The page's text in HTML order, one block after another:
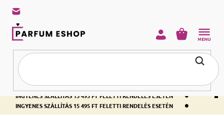
INGYENES SZÁLLÍTÁS 15 495 FT FELETTI RENDELÉS ESETÉN •
INGYENES SZÁLLÍTÁS 15 495 FT FELETTI RENDELÉS ESETÉN •
INGYENES SZÁLLÍTÁS 15 495 FT FELETTI RENDELÉS ESETÉN •
KOSÁR